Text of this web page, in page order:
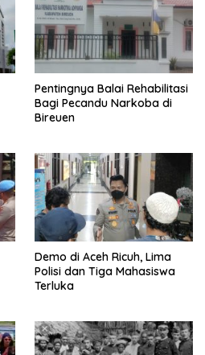
Pentingnya Balai Rehabilitasi
Bagi Pecandu Narkoba di
Bireuen
Demo di Aceh Ricuh, Lima
Polisi dan Tiga Mahasiswa
Terluka